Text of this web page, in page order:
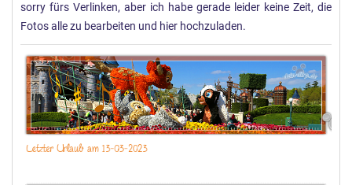
sorry fürs Verlinken, aber ich habe gerade leider keine Zeit, die
Fotos alle zu bearbeiten und hier hochzuladen.